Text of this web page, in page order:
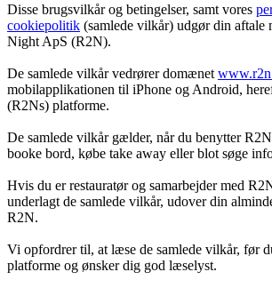
Disse brugsvilkår og betingelser, samt vores
cookiepolitik (samlede vilkår) udgør din aftale
Night ApS (R2N).
De samlede vilkår vedrører domænet
mobilapplikationen til iPhone og Android,
(R2Ns) platforme.
De samlede vilkår gælder, når du benytter
booke bord, købe take away eller blot søge
Hvis du er restauratør og samarbejder med
underlagt de samlede vilkår, udover din
R2N.
Vi opfordrer til, at læse de samlede vilkår, før
platforme og ønsker dig god læselyst.